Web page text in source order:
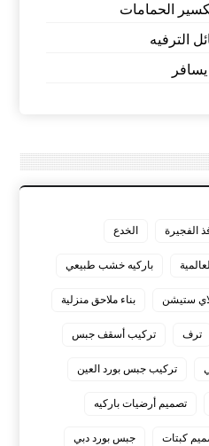
الحمامات
الترفيه
يسافر
الفجيرة الخدع
العالمية باركيه خشب طبيعي
ستيشن بناء ملاحق منزلية
ترف تركيب أسقف جبس
تركيب جبس بورد العين
تصميم أرضيات باركيه
كبتات جبس بورد دبي